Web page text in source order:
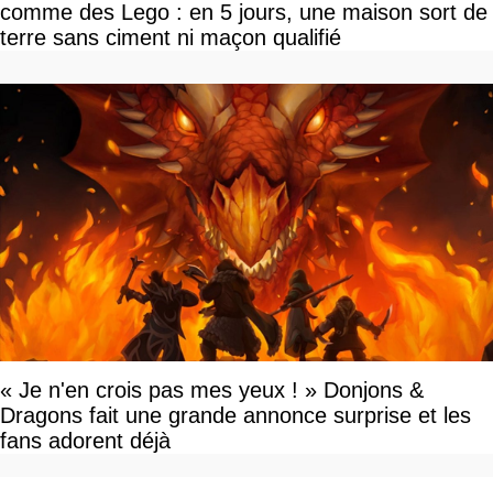
comme des Lego : en 5 jours, une maison sort de
terre sans ciment ni maçon qualifié
« Je n'en crois pas mes yeux ! » Donjons &
Dragons fait une grande annonce surprise et les
fans adorent déjà